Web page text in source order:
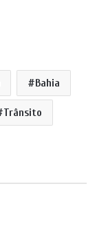
Bahia
Trânsito